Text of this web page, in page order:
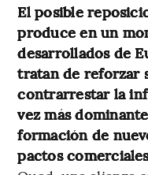
El posible
produce en un
desarrollados de
tratan de reforzar
contrarrestar la
vez más
formación de
pactos